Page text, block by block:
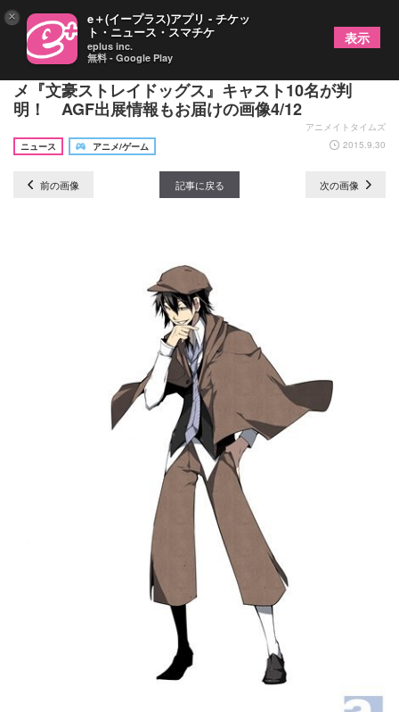
上村さん・宮野さん・細谷さん・神谷さんら、アニ
メ『文豪ストレイドッグス』キャスト10名が判
明！ AGF出展情報もお届けの画像4/12
アニメイトタイムズ
ニュース
アニメ/ゲーム 2015.9.30
前の画像 記事に戻る 次の画像
× e＋(イープラス)アプリ - チケッ
ト・ニュース・スマチケ
eplus inc.
無料 - Google Play
表示